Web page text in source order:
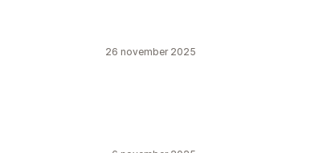
26 november 2025